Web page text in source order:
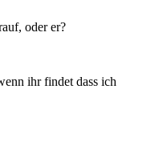
oder er?
ihr findet dass ich